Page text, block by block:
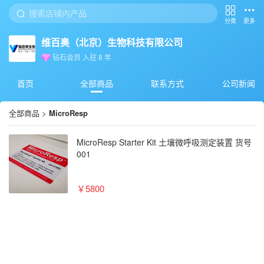
分类 更多
维百奥（北京）生物科技有限公司
钻石会员 入驻8 年
首页 全部商品 联系方式 公司新闻
全部商品 > MicroResp
MicroResp Starter Kit 土壤微呼吸测定装置 货号
001
￥5800